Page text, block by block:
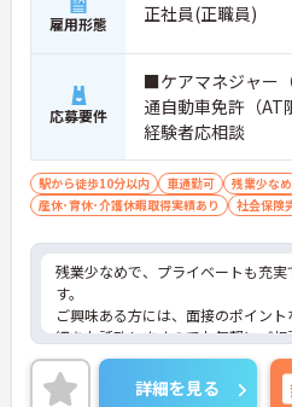
雇用形態 正社員(正職員)
応募要件
■ケアマネジャー
通自動車免許（
経験者応相談
駅から徒歩10分以内 車通勤可 残業少なめ
産休･育休･介護休暇取得実績あり
社会保険
残業少なめで、プライベートも充実
す。
ご興味ある方には、面接のポイント
細をお話致しますのでお気軽にご
詳細を見る